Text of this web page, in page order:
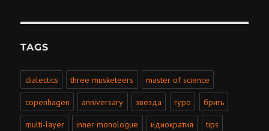
TAGS
dialectics three musketeers master of science
copenhagen anniversary звезда гуро брить
multi-layer inner monologue идиократия tips